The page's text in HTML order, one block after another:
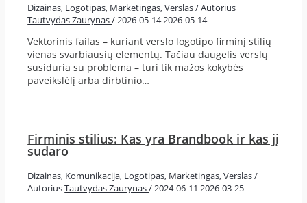
Dizainas, Logotipas, Marketingas,Verslas/ Autorius
Tautvydas Zaurynas/2026-05-142026-05-14
Vektorinis failas – kuriant verslo logotipo firminį stilių
vienas svarbiausių elementų. Tačiau daugelis verslų
susiduria su problema – turi tik mažos kokybės
paveikslėlį arba dirbtinio…
Firminis stilius: Kas yra Brandbook ir kas jį
sudaro
Dizainas, Komunikacija, Logotipas, Marketingas,Verslas/
AutoriusTautvydas Zaurynas/2024-06-11 2026-03-25